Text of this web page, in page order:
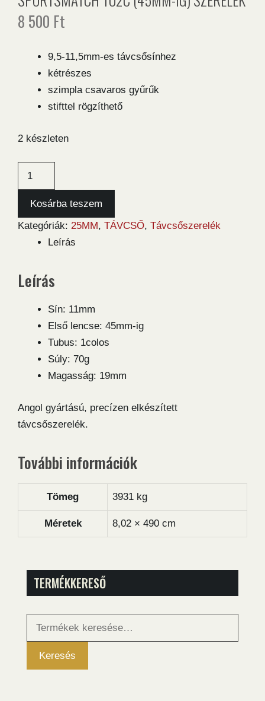
8 500 Ft
9,5-11,5mm-es távcsősínhez
kétrészes
szimpla csavaros gyűrűk
stifttel rögzíthető
2 készleten
Sportsmatch
(45mm-
ig)
szerelék
Kosárba teszem
Kategóriák: 25MM, TÁVCSŐ, Távcsőszerelék
Leírás
Leírás
Sín: 11mm
Első lencse: 45mm-ig
Tubus: 1colos
Súly: 70g
Magasság: 19mm
Angol gyártású, precízen elkészített
távcsőszerelék.
További információk
Tömeg 3931 kg
Méretek 8,02 × 490 cm
TERMÉKKERESŐ
következőre:
Keresés